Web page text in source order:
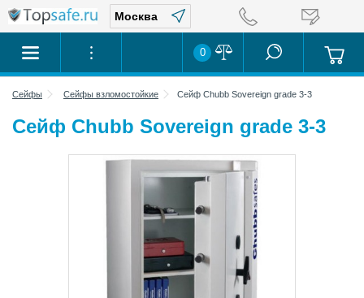
0
Сейфы Сейфы взломостойкие Сейф Chubb Sovereign grade 3-3
Сейф Chubb Sovereign grade 3-3